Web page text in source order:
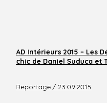
AD Intérieurs 2015 – Les
chic de Daniel Suduca et
Reportage / 23.09.2015